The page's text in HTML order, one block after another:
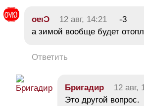
oɐıƆ 12 авг, 14:21
-3
а зимой вообще будет
Ответить
Бригадир 12 авг,
Это другой вопрос.